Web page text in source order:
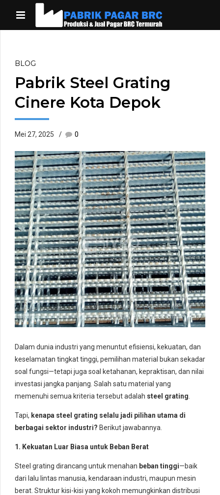
BLOG
Pabrik Steel Grating
Cinere Kota Depok
Mei 27, 2025 0
Dalam dunia industri yang menuntut efisiensi, kekuatan, dan
keselamatan tingkat tinggi, pemilihan material bukan sekadar
soal fungsi—tetapi juga soal ketahanan, kepraktisan, dan nilai
investasi jangka panjang. Salah satu material yang
memenuhi semua kriteria tersebut adalah steel grating
Tapi, kenapa steel grating selalu jadi pilihan utama di
berbagai sektor industri? Berikut jawabannya.
1. Kekuatan Luar Biasa untuk Beban Berat
Steel grating dirancang untuk menahan beban tinggi—baik
dari lalu lintas manusia, kendaraan industri, maupun mesin
berat. Struktur kisi-kisi yang kokoh memungkinkan distribusi